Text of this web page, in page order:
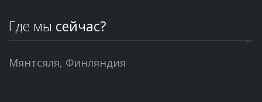
Где мы сейчас?
Мянтсяля, Финляндия